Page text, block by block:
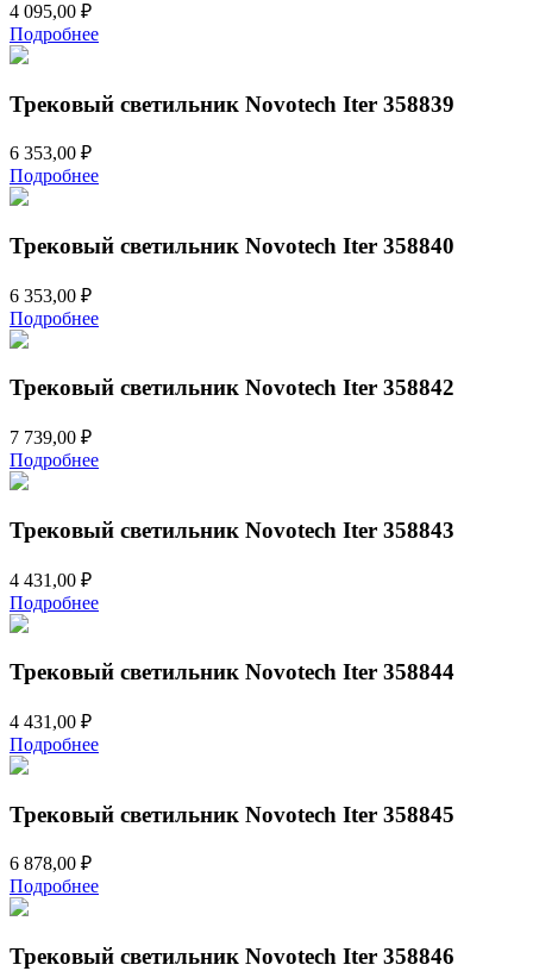
4 095,00 ₽
Подробнее
Трековый светильник Novotech Iter 358839
6 353,00 ₽
Подробнее
Трековый светильник Novotech Iter 358840
6 353,00 ₽
Подробнее
Трековый светильник Novotech Iter 358842
7 739,00 ₽
Подробнее
Трековый светильник Novotech Iter 358843
4 431,00 ₽
Подробнее
Трековый светильник Novotech Iter 358844
4 431,00 ₽
Подробнее
Трековый светильник Novotech Iter 358845
6 878,00 ₽
Подробнее
Трековый светильник Novotech Iter 358846